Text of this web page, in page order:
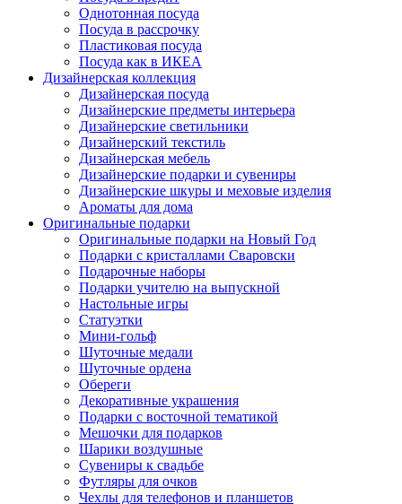
Однотонная посуда
Посуда в рассрочку
Пластиковая посуда
Посуда как в ИКЕА
Дизайнерская коллекция
Дизайнерская посуда
Дизайнерские предметы интерьера
Дизайнерские светильники
Дизайнерский текстиль
Дизайнерская мебель
Дизайнерские подарки и сувениры
Дизайнерские шкуры и меховые изделия
Ароматы для дома
Оригинальные подарки
Оригинальные подарки на Новый Год
Подарки с кристаллами Сваровски
Подарочные наборы
Подарки учителю на выпускной
Настольные игры
Статуэтки
Мини-гольф
Шуточные медали
Шуточные ордена
Обереги
Декоративные украшения
Подарки с восточной тематикой
Мешочки для подарков
Шарики воздушные
Сувениры к свадьбе
Футляры для очков
Чехлы для телефонов и планшетов